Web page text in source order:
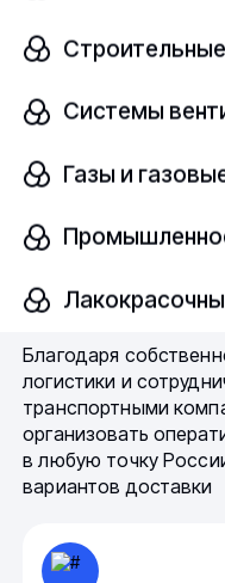
Системы
Газы и
электронной почте:
8 (800) 775-60-93
orsk@fe-rus.ru
Быстрая
компании
Благодаря
логистики и
транспортными
организовать
в любую точку
вариантов доставки